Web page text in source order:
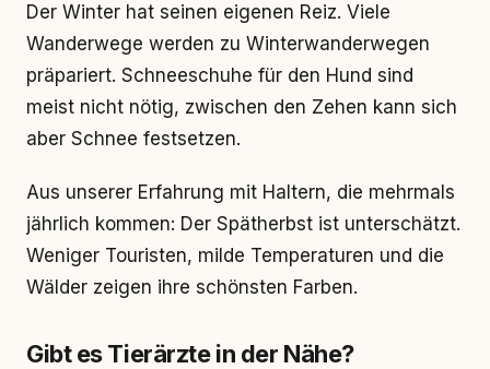
Der Winter hat seinen eigenen Reiz. Viele
Wanderwege werden zu Winterwanderwegen
präpariert. Schneeschuhe für den Hund sind
meist nicht nötig, zwischen den Zehen kann sich
aber Schnee festsetzen.
Aus unserer Erfahrung mit Haltern, die mehrmals
jährlich kommen: Der Spätherbst ist unterschätzt.
Weniger Touristen, milde Temperaturen und die
Wälder zeigen ihre schönsten Farben.
Gibt es Tierärzte in der Nähe?